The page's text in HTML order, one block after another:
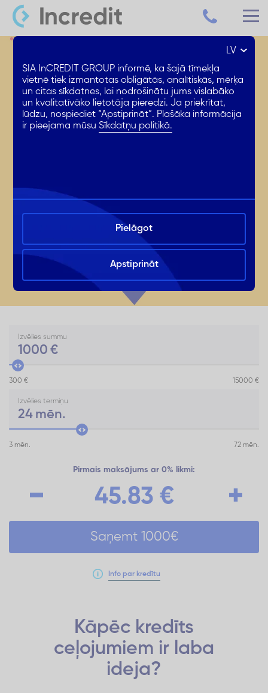
Izvēlies summu
1000 €
300 € 15000 €
Izvēlies termiņu
24 mēn.
3 mēn. 72 mēn.
Pirmais maksājums ar 0% likmi:
45.83 €
Saņemt 1000€
Info par kredītu
Kāpēc kredīts
ceļojumiem ir laba
ideja?
LV
SIA InCREDIT GROUP informē, ka šajā tīmekļa
vietnē tiek izmantotas obligātās, analītiskās, mērķa
un citas sīkdatnes, lai nodrošinātu jums vislabāko
un kvalitatīvāko lietotāja pieredzi. Ja priekrītat,
lūdzu, nospiediet “Apstiprināt”. Plašāka informācija
ir pieejama mūsuSīkdatņu politikā.
Pielāgot
Apstiprināt